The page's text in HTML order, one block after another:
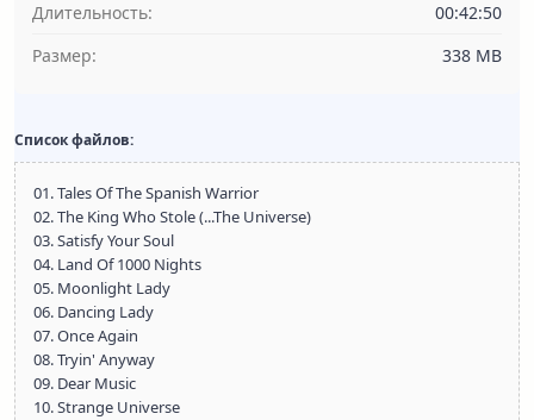
Длительность:
00:42:50
Размер:
338 MB
Список файлов:
01. Tales Of The Spanish Warrior
02. The King Who Stole (...The Universe)
03. Satisfy Your Soul
04. Land Of 1000 Nights
05. Moonlight Lady
06. Dancing Lady
07. Once Again
08. Tryin' Anyway
09. Dear Music
10. Strange Universe